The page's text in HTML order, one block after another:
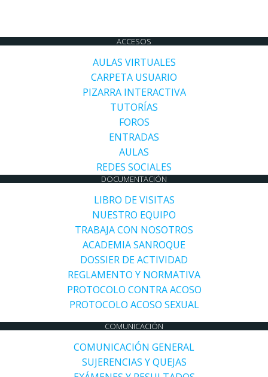
ACCESOS
AULAS VIRTUALES
CARPETA USUARIO
PIZARRA INTERACTIVA
TUTORÍAS
FOROS
ENTRADAS
AULAS
REDES SOCIALES
DOCUMENTACIÓN
LIBRO DE VISITAS
NUESTRO EQUIPO
TRABAJA CON NOSOTROS
ACADEMIA SANROQUE
DOSSIER DE ACTIVIDAD
REGLAMENTO Y NORMATIVA
PROTOCOLO CONTRA ACOSO
PROTOCOLO ACOSO SEXUAL
COMUNICACIÓN
COMUNICACIÓN GENERAL
SUJERENCIAS Y QUEJAS